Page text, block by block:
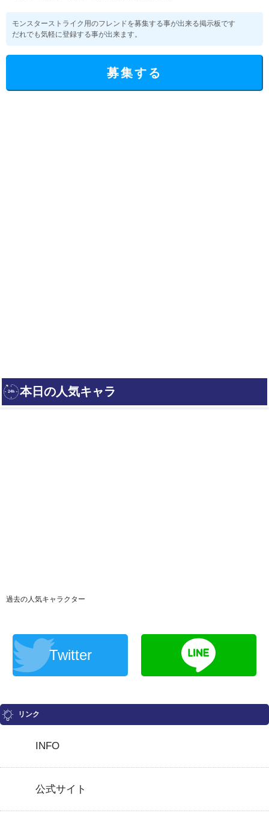
モンスターストライク用のフレンドを募集する事が出来る掲示板です
だれでも気軽に登録する事が出来ます。
募集する
過去の人気キャラクター
Twitter
リンク
INFO
公式サイト